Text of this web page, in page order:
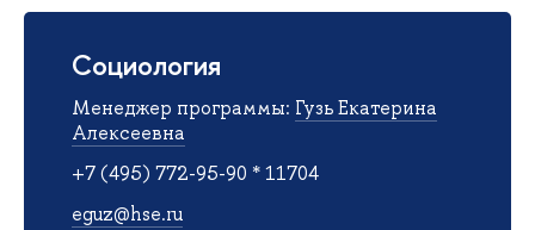
Социология
Менеджер программы: Гузь Екатерина
Алексеевна
+7 (495) 772-95-90 * 11704
eguz@hse.ru